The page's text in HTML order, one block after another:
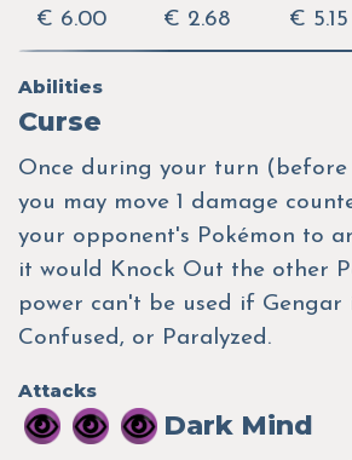
€ 6.00
€ 2.68
€ 5.15
Abilities
Curse
Once during your turn
you may move 1 damage
your opponent's Pokémon to
it would Knock Out the other
power can't be used if Gengar
Confused, or Paralyzed.
Attacks
Dark Mind